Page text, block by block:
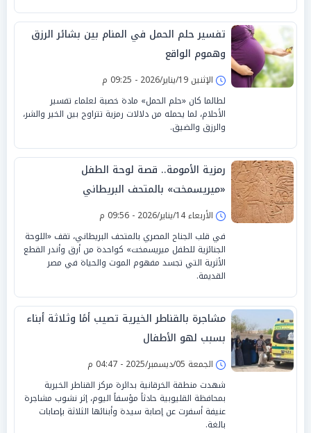
تفسير حلم الحمل في المنام بين بشائر الرزق
وهموم الواقع
الإثنين 19/يناير/2026 - 09:25 م
لطالما كان «حلم الحمل» مادة خصبة لعلماء تفسير
الأحلام، لما يحمله من دلالات رمزية تتراوح بين الخير والشر،
والرزق والضيق.
رمزية الأمومة.. قصة لوحة الطفل
«ميريسمخت» بالمتحف البريطاني
الأربعاء 14/يناير/2026 - 09:56 م
في قلب الجناح المصري بالمتحف البريطاني، تقف «اللوحة
الجنائزية للطفل ميريسمخت» كواحدة من أرق وأندر القطع
الأثرية التي تجسد مفهوم الموت والحياة في مصر
القديمة.
مشاجرة بالقناطر الخيرية تصيب أمًا وثلاثة أبناء
بسبب لهو الأطفال
الجمعة 05/ديسمبر/2025 - 04:47 م
شهدت منطقة الخرقانية بدائرة مركز القناطر الخيرية
بمحافظة القليوبية حادثاً مؤسفاً اليوم، إثر نشوب مشاجرة
عنيفة أسفرت عن إصابة سيدة وأبنائها الثلاثة بإصابات
بالغة.